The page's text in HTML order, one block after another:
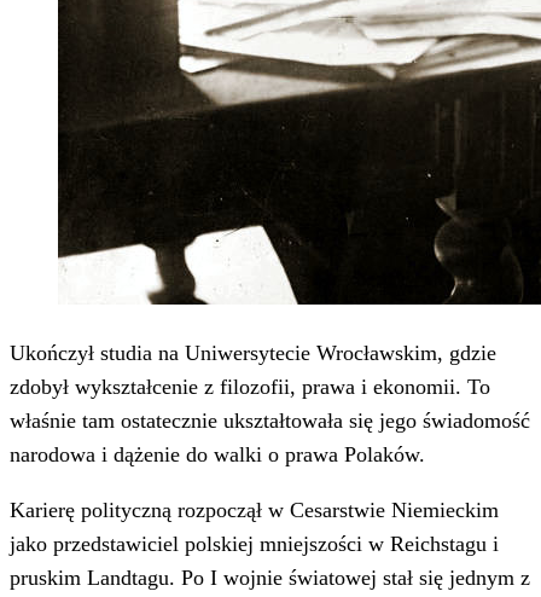
Ukończył studia na Uniwersytecie Wrocławskim, gdzie
zdobył wykształcenie z filozofii, prawa i ekonomii. To
właśnie tam ostatecznie ukształtowała się jego świadomość
narodowa i dążenie do walki o prawa Polaków.
Karierę polityczną rozpoczął w Cesarstwie Niemieckim
jako przedstawiciel polskiej mniejszości w Reichstagu i
pruskim Landtagu. Po I wojnie światowej stał się jednym z